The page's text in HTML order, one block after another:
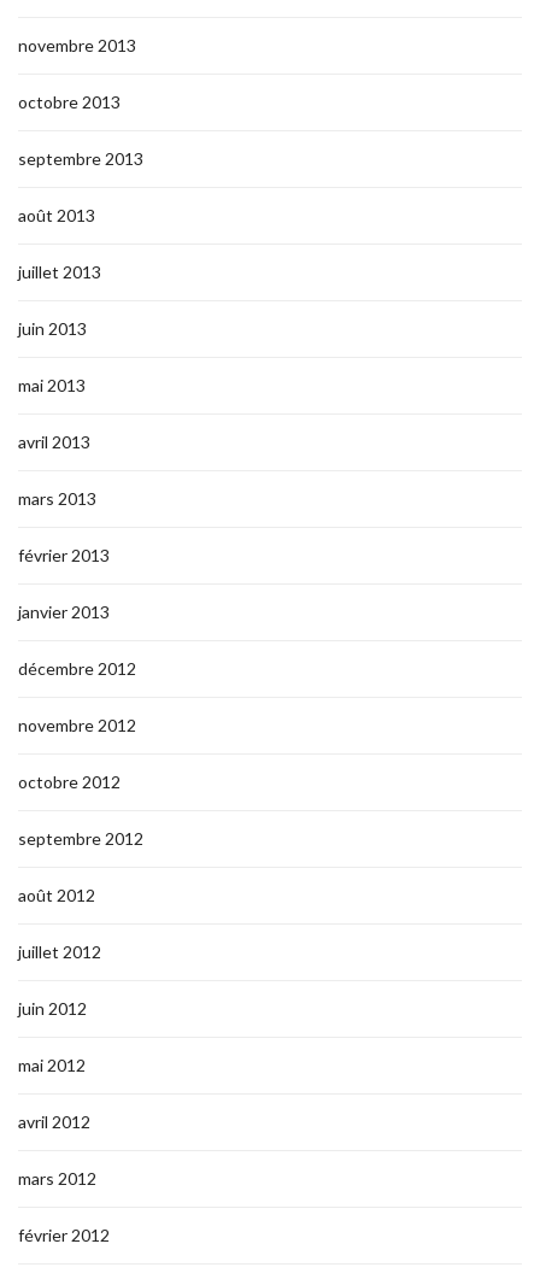
novembre 2013
octobre 2013
septembre 2013
août 2013
juillet 2013
juin 2013
mai 2013
avril 2013
mars 2013
février 2013
janvier 2013
décembre 2012
novembre 2012
octobre 2012
septembre 2012
août 2012
juillet 2012
juin 2012
mai 2012
avril 2012
mars 2012
février 2012